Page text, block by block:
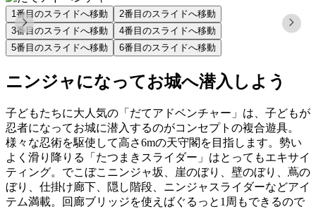
1番目のスライドへ移動 2番目のスライドへ移動
3番目のスライドへ移動 4番目のスライドへ移動
5番目のスライドへ移動 6番目のスライドへ移動
ニンジャになってお城へ潜入しよう
子どもたちに大人気の「だてアドベンチャー」は、子どもが
忍者になってお城に潜入するのがコンセプトの複合遊具。
様々な忍術を駆使して高さ6mの天守閣を目指します。勢い
よく滑り降りる「たつまきスライダー」はとってもエキサイ
ティング。でこぼこニンジャ坂、崖のぼり、壁のぼり、蔦の
ぼり、仕掛け廊下、隠し階段、ニンジャスライダーなどアイ
テム満載。回廊ブリッジを使えばぐるっと1周もできるので